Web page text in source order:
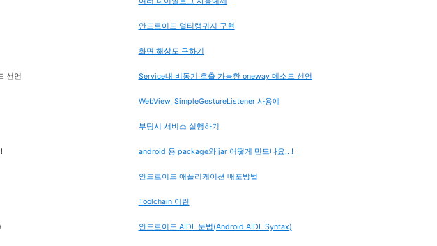
안드로이드 멀티랭귀지 구현
화면 해상도 구하기
선언 Service내 비동기 호출 가능한 oneway 메소드 선언
WebView, SimpleGestureListener 사용예
부팅시 서비스 실행하기
android 용 package와 jar 어떻게 만드나요.. !
안드로이드 애플리케이션 배포방법
Toolchain 이란
안드로이드 AIDL 문법(Android AIDL Syntax)